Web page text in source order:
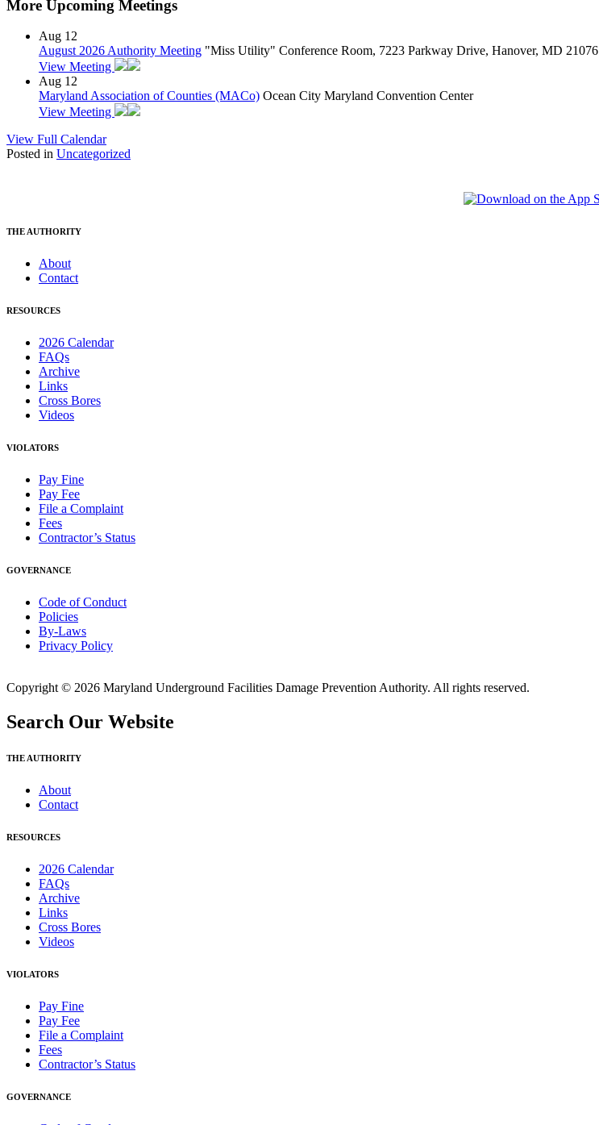
More Upcoming Meetings
Aug 12
August 2026 Authority Meeting "Miss Utility" Conference Room, 7223 Parkway Drive, Hanover, MD 21076
View Meeting
Aug 12
Maryland Association of Counties (MACo) Ocean City Maryland Convention Center
View Meeting
View Full Calendar
Posted in Uncategorized
THE AUTHORITY
About
Contact
RESOURCES
2026 Calendar
FAQs
Archive
Links
Cross Bores
Videos
VIOLATORS
Pay Fine
Pay Fee
File a Complaint
Fees
Contractor’s Status
GOVERNANCE
Code of Conduct
Policies
By-Laws
Privacy Policy
Copyright © 2026 Maryland Underground Facilities Damage Prevention Authority. All rights reserved.
Search Our Website
THE AUTHORITY
About
Contact
RESOURCES
2026 Calendar
FAQs
Archive
Links
Cross Bores
Videos
VIOLATORS
Pay Fine
Pay Fee
File a Complaint
Fees
Contractor’s Status
GOVERNANCE